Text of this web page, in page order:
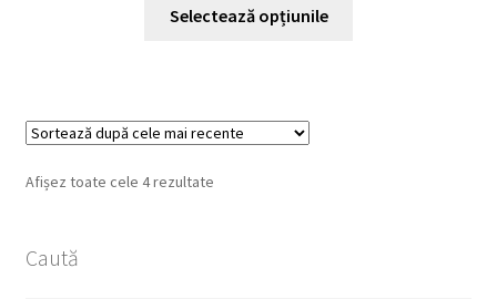
a
este:
Selectează opțiunile
Afișez toate cele 4 rezultateSortat
Caută